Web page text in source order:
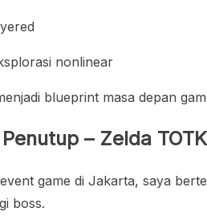
nonlinear
blueprint masa depan
– Zelda
game di Jakarta, saya
boss.